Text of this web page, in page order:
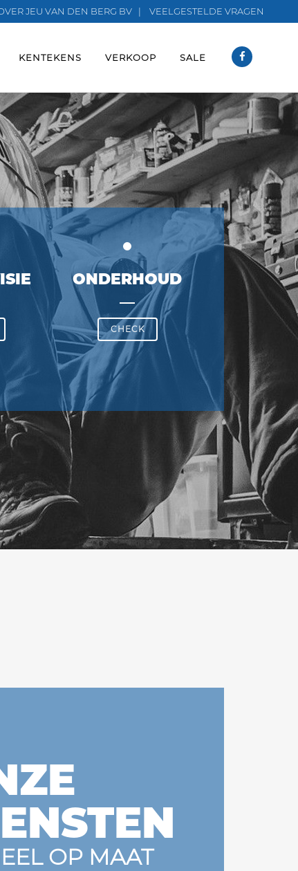
JEU VAN DEN BERG BV |VEELGESTELDE VRAGEN
KENTEKENS VERKOOP SALE
ONDERHOUD
CHECK
OP MAAT